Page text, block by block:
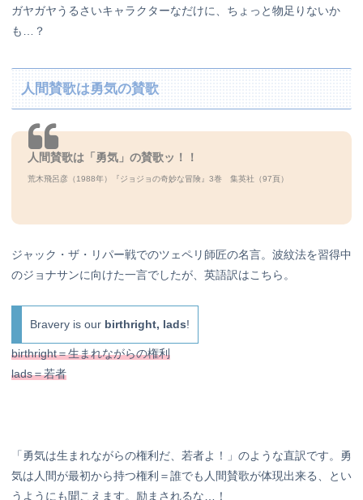
ガヤガヤうるさいキャラクターなだけに、ちょっと物足りないか
も…？
人間賛歌は勇気の賛歌
人間賛歌は「勇気」の賛歌ッ！！
荒木飛呂彦（1988年）『ジョジョの奇妙な冒険』3巻 集英社（97頁）
ジャック・ザ・リパー戦でのツェペリ師匠の名言。波紋法を習得中
のジョナサンに向けた一言でしたが、英語訳はこちら。
Bravery is our birthright, lads!
birthright＝生まれながらの権利
lads＝若者
「勇気は生まれながらの権利だ、若者よ！」のような直訳です。勇
気は人間が最初から持つ権利＝誰でも人間賛歌が体現出来る、とい
うようにも聞こえます。励まされるな…！